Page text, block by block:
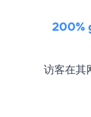
200%
访客在其